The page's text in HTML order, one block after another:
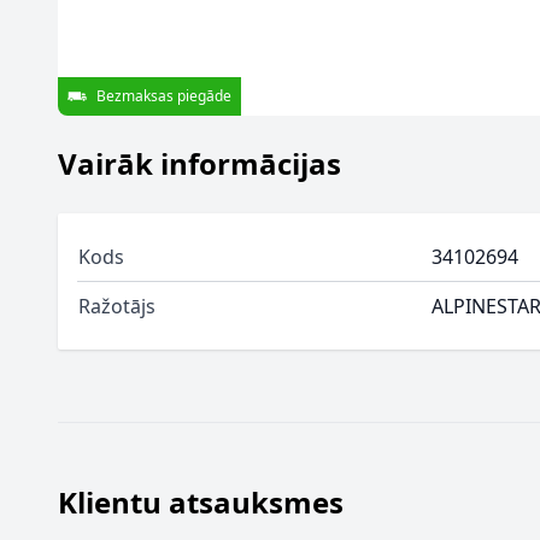
Bezmaksas piegāde
Vairāk informācijas
Kods
34102694
Ražotājs
Klientu atsauksmes